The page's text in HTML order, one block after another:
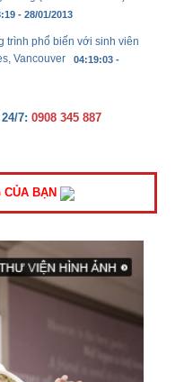
- 28/01/2013
trình phổ biến với sinh viên
Vancouver 04:19:03 -
24/7: 0908 345 887
BẠN